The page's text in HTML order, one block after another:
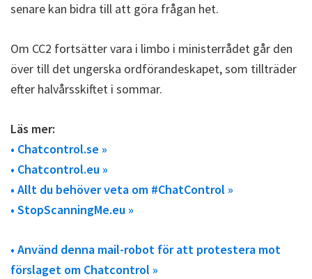
senare kan bidra till att göra frågan het.
Om CC2 fortsätter vara i limbo i ministerrådet går den
över till det ungerska ordförandeskapet, som tillträder
efter halvårsskiftet i sommar.
Läs mer:
• Chatcontrol.se »
• Chatcontrol.eu »
• Allt du behöver veta om #ChatControl »
• StopScanningMe.eu »
• Använd denna mail-robot för att protestera mot
förslaget om Chatcontrol »